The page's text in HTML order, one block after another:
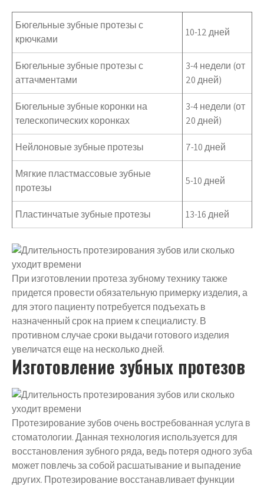
Бюгельные зубные протезы с
крючками
10-12 дней
Бюгельные зубные протезы с
аттачментами
3-4 недели (от
20 дней)
Бюгельные зубные коронки на
телескопических коронках
3-4 недели (от
20 дней)
Нейлоновые зубные протезы 7-10 дней
Мягкие пластмассовые зубные
протезы
5-10 дней
Пластинчатые зубные протезы 13-16 дней
При изготовлении протеза зубному технику также
придется провести обязательную примерку изделия, а
для этого пациенту потребуется подъехать в
назначенный срок на прием к специалисту. В
противном случае сроки выдачи готового изделия
увеличатся еще на несколько дней.
Изготовление зубных протезов
Протезирование зубов очень востребованная услуга в
стоматологии. Данная технология используется для
восстановления зубного ряда, ведь потеря одного зуба
может повлечь за собой расшатывание и выпадение
других. Протезирование восстанавливает функции